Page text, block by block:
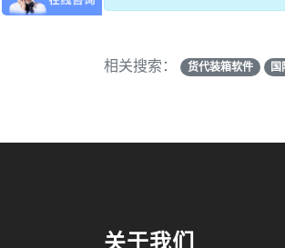
相关搜索： 货代装箱软件 国
关于我们